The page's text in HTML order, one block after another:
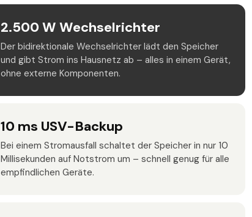
2.500 W Wechselrichter
Der bidirektionale Wechselrichter lädt den Speicher
und gibt Strom ins Hausnetz ab – alles in einem Gerät,
ohne externe Komponenten.
10 ms USV-Backup
Bei einem Stromausfall schaltet der Speicher in nur 10
Millisekunden auf Notstrom um – schnell genug für alle
empfindlichen Geräte.